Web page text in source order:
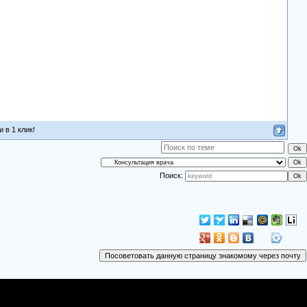
в 1 клик!
Поиск: